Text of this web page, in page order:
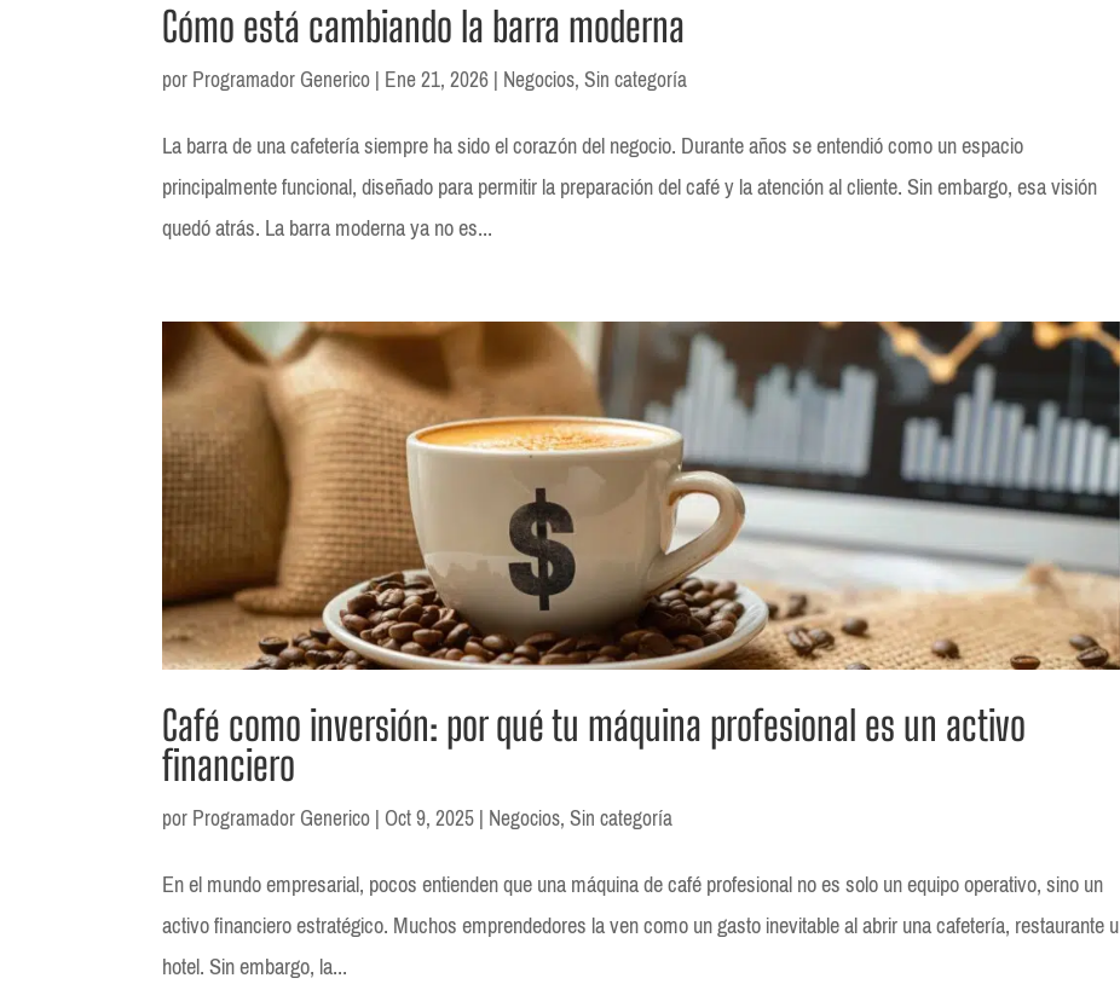
Cómo está cambiando la barra moderna
porProgramador Generico|Ene 21, 2026|Negocios,Sin categoría
La barra de una cafetería siempre ha sido el corazón del negocio. Durante años se entendió como un espacio
principalmente funcional, diseñado para permitir la preparación del café y la atención al cliente. Sin embargo, esa visión
quedó atrás. La barra moderna ya no es...
Café como inversión: por qué tu máquina profesional es un activo
financiero
porProgramador Generico|Oct 9, 2025|Negocios,Sin categoría
En el mundo empresarial, pocos entienden que una máquina de café profesional no es solo un equipo operativo, sino un
activo financiero estratégico. Muchos emprendedores la ven como un gasto inevitable al abrir una cafetería, restaurante u
hotel. Sin embargo, la...